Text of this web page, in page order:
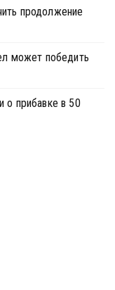
продолжение
может победить
о прибавке в 50